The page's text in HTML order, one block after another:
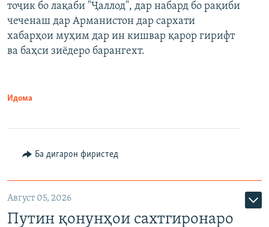
Auto 240p 360p 480p
720p 1080p
480p
тоҷик бо лақаби "Ҷаллод", дар набард бо рақиби
чеченаш дар Арманистон дар сархати
хабарҳои муҳим дар ин кишвар қарор гирифт
ва баҳси зиёдеро барангехт.
Идома
Ба дигарон фиристед
Август 05, 2026
Путин қонунҳои сахтгиронаро